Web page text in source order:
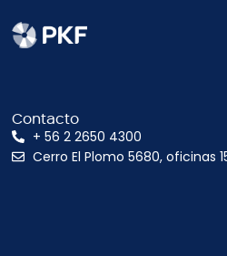
Contacto
+ 56 2 2650 4300
Cerro El Plomo 5680, oficinas